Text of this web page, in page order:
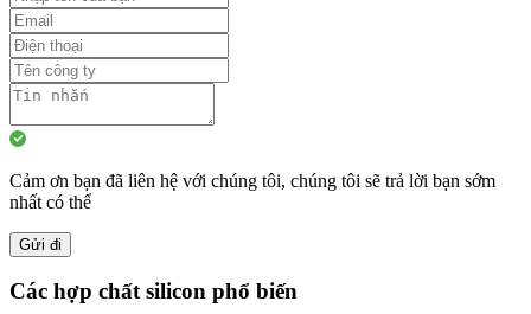
Cảm ơn bạn đã liên hệ với chúng tôi, chúng tôi sẽ trả lời bạn sớm
nhất có thể
Gửi đi
Các hợp chất silicon phổ biến